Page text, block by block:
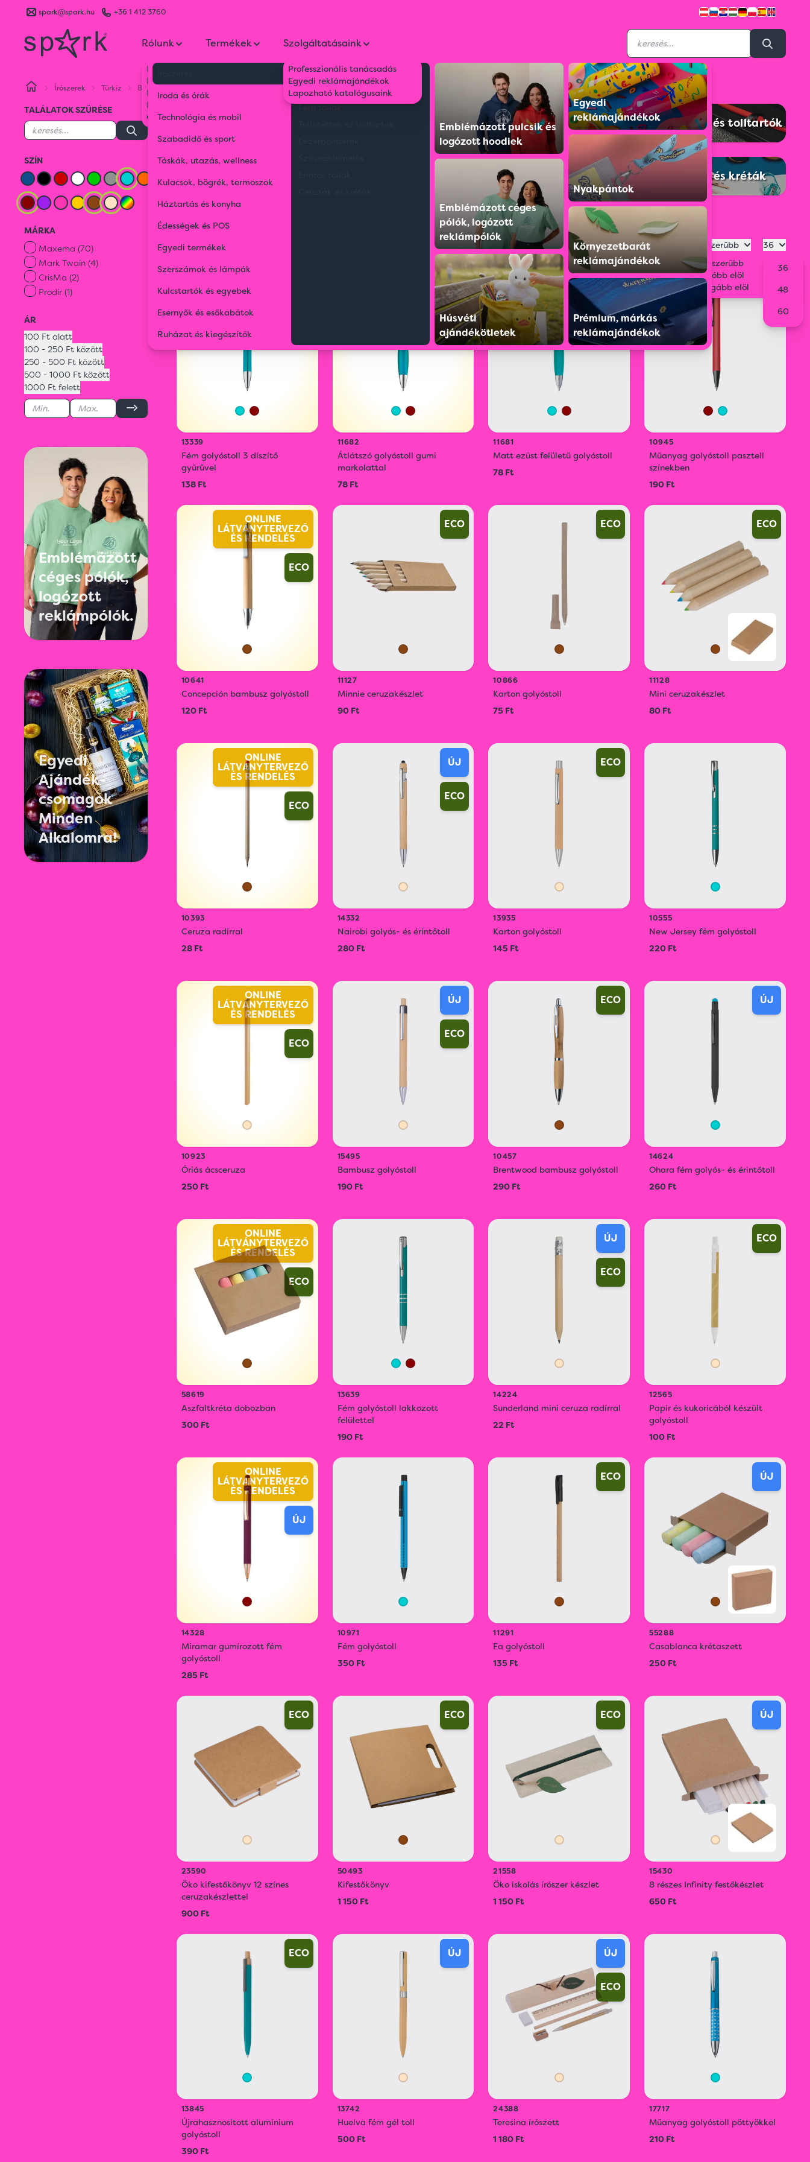
spark@spark.hu +36 1 412 3760
Rólunk
Kik vagyunk
Kapcsolat
Blog
Karrier
Gyakran Ismételt Kérdések
Termékek
Iroda és órák
Technológia és mobil
Szabadidő és sport
Táskák, utazás, wellness
Kulacsok, bögrék, termoszok
Háztartás és konyha
Édességek és POS
Egyedi termékek
Szerszámok és lámpák
Kulcstartók és egyebek
Esernyők és esőkabátok
Ruházat és kiegészítők
Környezetbarát tollak
Műanyag tollak
Fém tollak
Emblémázott pulcsik és
logózott hoodiek
Emblémázott céges
pólók, logózott
reklámpólók
Húsvéti
ajándékötletek
Egyedi
reklámajándékok
Nyakpántok
Környezetbarát
reklámajándékok
Prémium, márkás
reklámajándékok
Szolgáltatásaink
Professzionális tanácsadás
Egyedi reklámajándékok
Lapozható katalógusaink
Írószerek Türkiz Bordó
TALÁLATOK SZŰRÉSE
SZÍN
MÁRKA
Maxema (70)
Mark Twain (4)
CrisMa (2)
Prodir (1)
ÁR
100 Ft alatt
100 - 250 Ft között
250 - 500 Ft között
500 - 1000 Ft között
1000 Ft felett
Emblémázott
céges pólók,
logózott
reklámpólók.
Egyedi
Ajándék-
csomagok
Minden
Alkalomra!
Környezetbarát tollak Műanyag tollak Fém tollak Tollszettek és tolltartók
Lézerpointerek Érintős tollak Ceruzák és kréták
Türkiz
Legnépszerűbb
Legnépszerűbb
Legolcsóbb elöl
Legdrágább elöl
36
36
48
60
LÁTVÁNYTERVEZŐ
13339
Fém golyóstoll 3 díszítő
gyűrűvel
138 Ft
ONLINE
LÁTVÁNYTERVEZŐ
ÉS RENDELÉS
11682
Átlátszó golyóstoll gumi
markolattal
78 Ft
11681
Matt ezüst felületű golyóstoll
78 Ft
10945
Műanyag golyóstoll pasztell
színekben
190 Ft
ONLINE
LÁTVÁNYTERVEZŐ
ÉS RENDELÉS
ECO
10641
Concepción bambusz golyóstoll
120 Ft
ECO
11127
Minnie ceruzakészlet
90 Ft
ECO
10866
Karton golyóstoll
75 Ft
ECO
11128
Mini ceruzakészlet
80 Ft
ONLINE
LÁTVÁNYTERVEZŐ
ÉS RENDELÉS
ECO
10393
Ceruza radírral
28 Ft
ÚJ
ECO
14332
Nairobi golyós- és érintőtoll
280 Ft
ECO
13935
Karton golyóstoll
145 Ft
10555
New Jersey fém golyóstoll
220 Ft
ONLINE
LÁTVÁNYTERVEZŐ
ÉS RENDELÉS
ECO
10923
Óriás ácsceruza
250 Ft
ÚJ
ECO
15495
Bambusz golyóstoll
190 Ft
ECO
10457
Brentwood bambusz golyóstoll
290 Ft
ÚJ
14624
Ohara fém golyós- és érintőtoll
260 Ft
ONLINE
LÁTVÁNYTERVEZŐ
ÉS RENDELÉS
ECO
58619
Aszfaltkréta dobozban
300 Ft
13639
Fém golyóstoll lakkozott
felülettel
190 Ft
ÚJ
ECO
14224
Sunderland mini ceruza radírral
22 Ft
ECO
12565
Papír és kukoricából készült
golyóstoll
100 Ft
ONLINE
LÁTVÁNYTERVEZŐ
ÉS RENDELÉS
ÚJ
14328
Miramar gumírozott fém
golyóstoll
285 Ft
10971
Fém golyóstoll
350 Ft
ECO
11291
Fa golyóstoll
135 Ft
ÚJ
55288
Casablanca krétaszett
250 Ft
ECO
23590
Öko kifestőkönyv 12 színes
ceruzakészlettel
900 Ft
ECO
50493
Kifestőkönyv
1 150 Ft
ECO
21558
Öko iskolás írószer készlet
1 150 Ft
ÚJ
15430
8 részes Infinity festőkészlet
650 Ft
ECO
13845
Újrahasznosított alumínium
golyóstoll
390 Ft
ÚJ
13742
Huelva fém gél toll
500 Ft
ÚJ
ECO
24388
Teresina írószett
1 180 Ft
17717
Műanyag golyóstoll pöttyökkel
210 Ft